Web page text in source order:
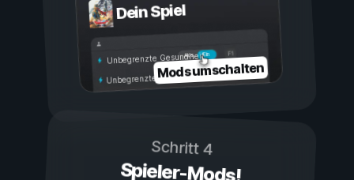
Dein Spiel
Ein
Aus
Unbegrenzte Gesundheit
Unbegrenzte AusdauerMods umschalten
Schritt 4
Spieler-Mods!